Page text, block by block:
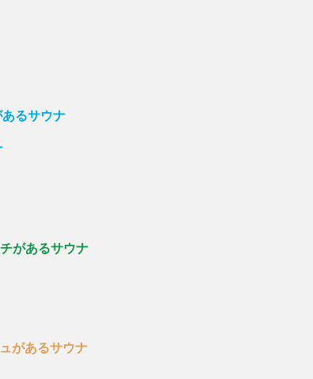
るサウナ
があるサウナ
があるサウナ